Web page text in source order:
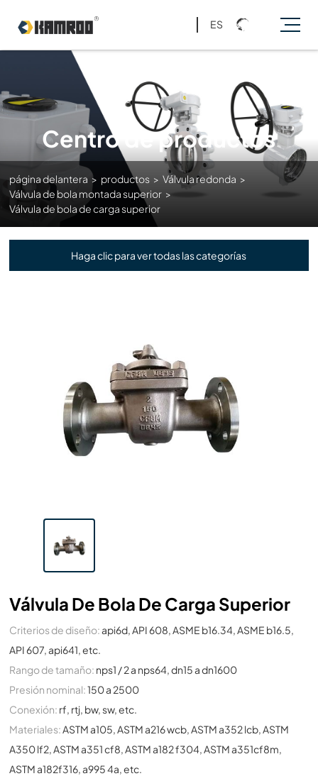
ES
Centro de productos
página delantera > productos > Válvula redonda >
Válvula de bola montada superior >
Válvula de bola de carga superior
Haga clic para ver todas las categorías
Válvula De Bola De Carga Superior
Criterios de diseño: api6d, API 608, ASME b16.34, ASME b16.5,
API 607, api641, etc.
Rango de tamaño: nps1 / 2 a nps64, dn15 a dn1600
Presión nominal:150 a 2500
Conexión: rf, rtj, bw, sw, etc.
Materiales: ASTM a105, ASTM a216 wcb, ASTM a352 lcb, ASTM
A350 lf2, ASTM a351 cf8, ASTM a182 f304, ASTM a351cf8m,
ASTM a182f316, a995 4a, etc.